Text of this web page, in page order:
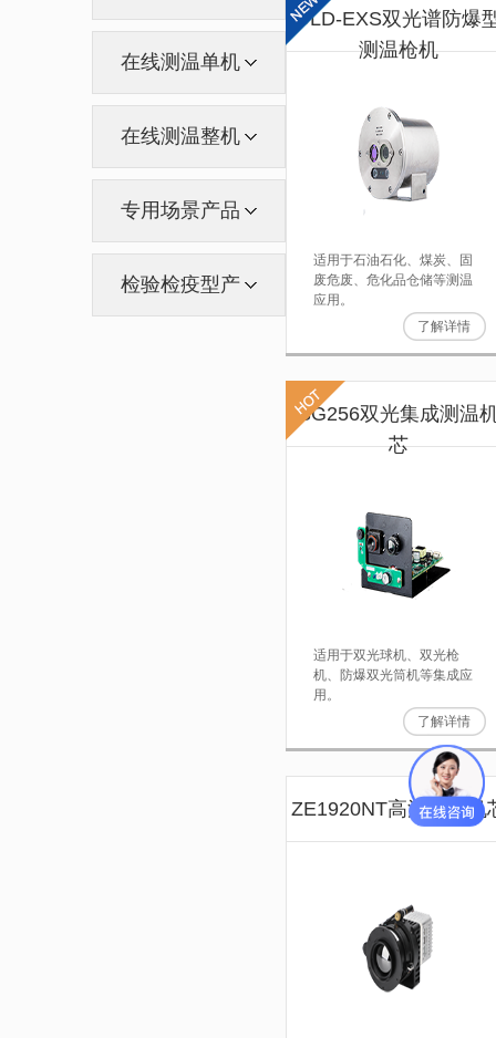
在线测温单机
在线测温整机
专用场景产品
检验检疫型产
DLD-EXS双光谱防爆
测温枪机
适用于石油石化、煤炭、固
废危废、危化品仓储等测温
应用。
了解详情
SG256双光集成测温
芯
适用于双光球机、双光枪
机、防爆双光筒机等集成应
用。
了解详情
ZE1920NT高清测温机